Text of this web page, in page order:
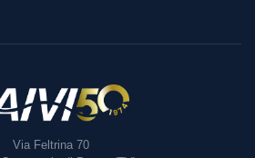
Via Feltrina 70